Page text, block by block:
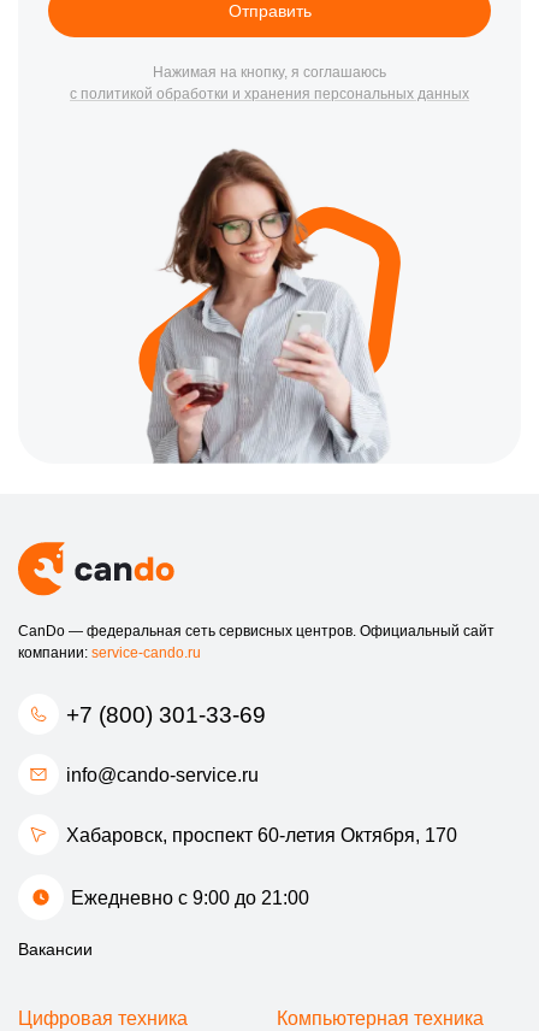
Отправить
Нажимая на кнопку, я соглашаюсь
с политикой обработки и хранения персональных данных
CanDo — федеральная сеть сервисных центров. Официальный сайт
компании: service-cando.ru
+7 (800) 301-33-69
info@cando-service.ru
Хабаровск, проспект 60-летия Октября, 170
Ежедневно с 9:00 до 21:00
Вакансии
Цифровая техника Компьютерная техника